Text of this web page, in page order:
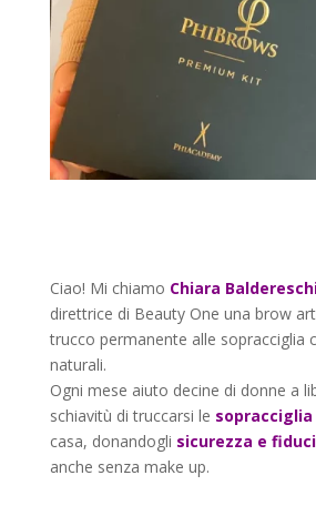
Ciao! Mi chiamo Chiara
direttrice di Beauty One una brow
trucco permanente alle sopracciglia
naturali.
Ogni mese aiuto decine di donne a
schiavitù di truccarsi le sopracciglia
casa, donandogli sicurezza e
anche senza make up.